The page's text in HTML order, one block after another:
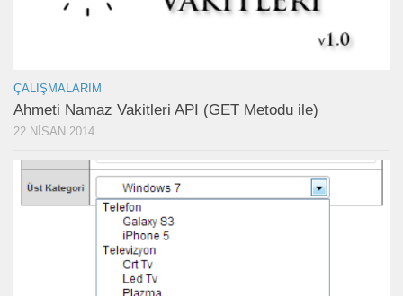
ÇALIŞMALARIM
Ahmeti Namaz Vakitleri API (GET Metodu ile)
22 NISAN 2014